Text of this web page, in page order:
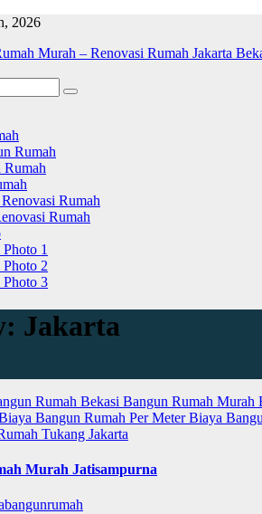
2026
Rumah
Rumah
Rumah
Rumah
1
2
3
Jakarta
Rumah Bekasi Bangun Rumah Murah
Bangun Rumah Per MeterBiaya
Tukang Jakarta
Murah Jatisampurna